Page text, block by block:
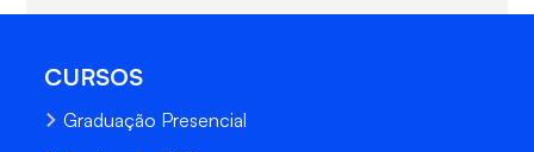
CURSOS
Graduação Presencial